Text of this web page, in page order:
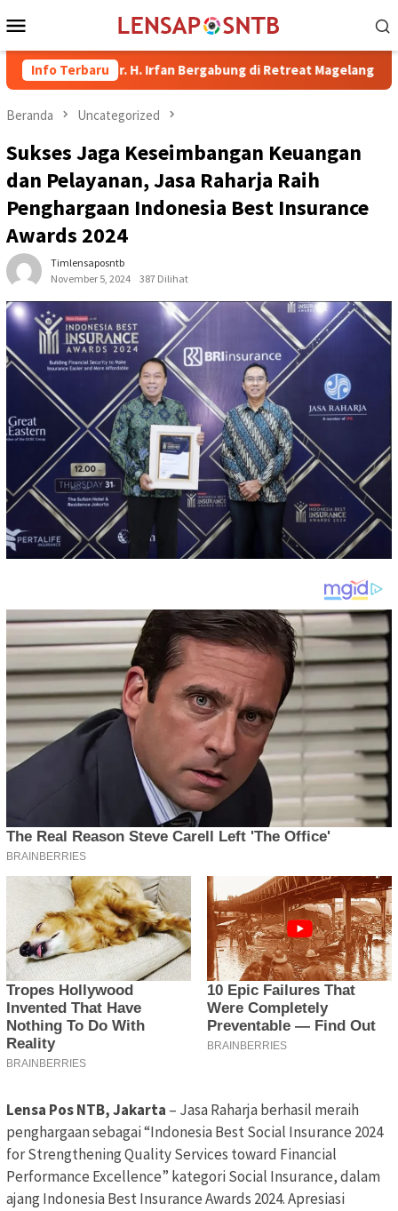
ke
Mobile
Info Terbaru
dr. H. Irfan Bergabung di Retreat Magelang Rutan
Beranda Uncategorized
Sukses Jaga Keseimbangan Keuangan
dan Pelayanan, Jasa Raharja Raih
Penghargaan Indonesia Best Insurance
Awards 2024
Timlensaposntb
November 5, 2024
387 Dilihat
Lensa Pos NTB, Jakarta – Jasa Raharja berhasil meraih
penghargaan sebagai “Indonesia Best Social Insurance 2024
for Strengthening Quality Services toward Financial
Performance Excellence” kategori Social Insurance, dalam
ajang Indonesia Best Insurance Awards 2024. Apresiasi